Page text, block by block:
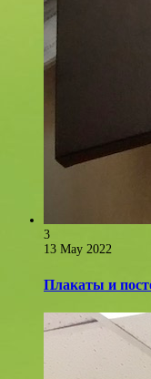
3
13 May 2022
Плакаты и